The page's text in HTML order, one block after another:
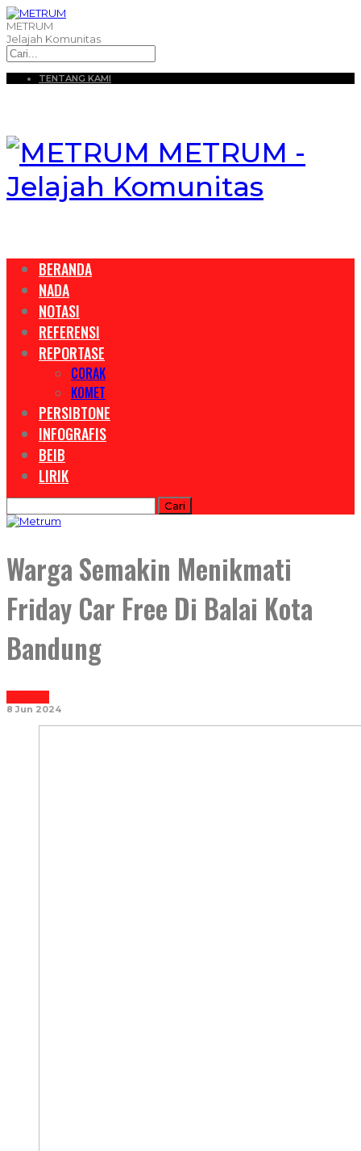
METRUM
Jelajah Komunitas
TENTANG KAMI
METRUM -
Jelajah Komunitas
BERANDA
NADA
NOTASI
REFERENSI
REPORTASE
CORAK
KOMET
PERSIBTONE
INFOGRAFIS
BEIB
LIRIK
Warga Semakin Menikmati
Friday Car Free Di Balai Kota
Bandung
8 Jun 2024